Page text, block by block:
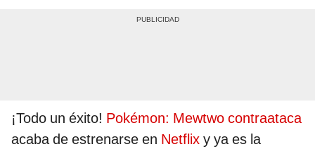
¡Todo un éxito! Pokémon: Mewtwo contraataca
acaba de estrenarse en Netflix y ya es la